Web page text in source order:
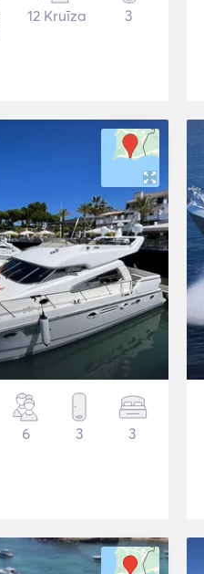
12 Kruīza 3
6 3 3